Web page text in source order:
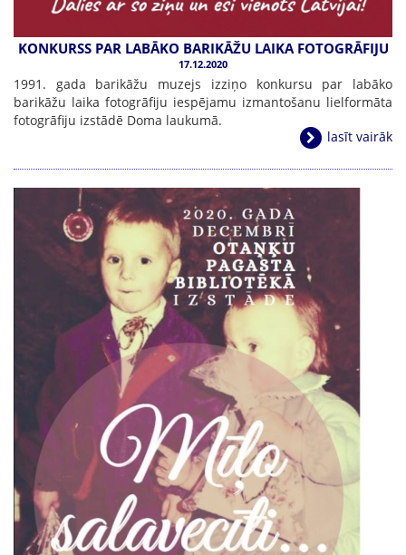
KONKURSS PAR LABĀKO BARIKĀŽU LAIKA FOTOGRĀFIJU
17.12.2020
1991. gada barikāžu muzejs izziņo konkursu par labāko
barikāžu laika fotogrāfiju iespējamu izmantošanu lielformāta
fotogrāfiju izstādē Doma laukumā.
lasīt vairāk